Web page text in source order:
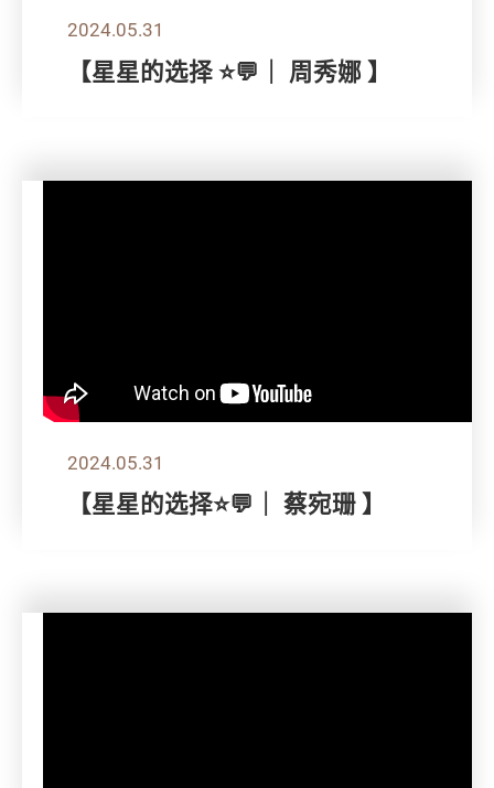
2024.05.31
【星星的选择 ⭐💬｜ 周秀娜 】
2024.05.31
【星星的选择⭐💬｜ 蔡宛珊 】